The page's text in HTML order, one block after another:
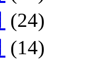
(24)
(14)